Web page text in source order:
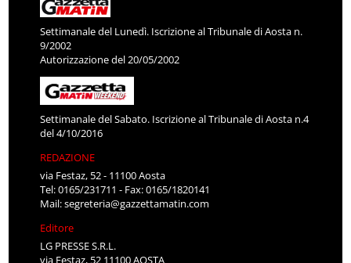
Settimanale del Lunedì. Iscrizione al Tribunale di Aosta n.
9/2002
Autorizzazione del 20/05/2002
Settimanale del Sabato. Iscrizione al Tribunale di Aosta n.4
del 4/10/2016
REDAZIONE
via Festaz, 52 - 11100 Aosta
Tel: 0165/231711 - Fax: 0165/1820141
Mail:segreteria@gazzettamatin.com
Editore
LG PRESSE S.R.L.